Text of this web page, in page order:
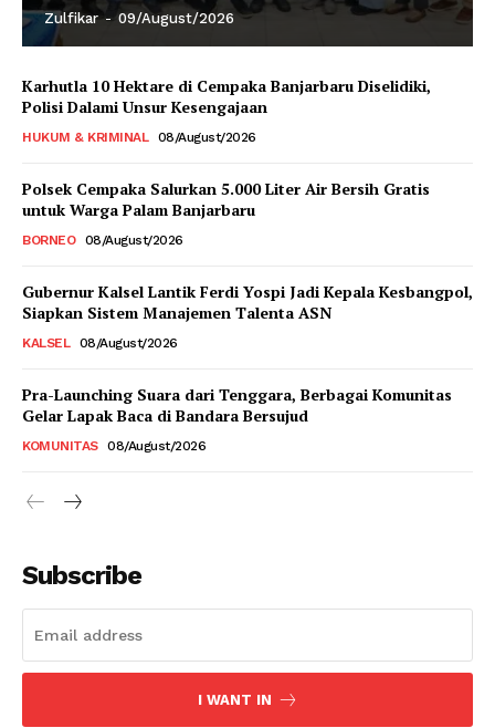
Zulfikar - 09/August/2026
Karhutla 10 Hektare di Cempaka Banjarbaru Diselidiki,
Polisi Dalami Unsur Kesengajaan
HUKUM & KRIMINAL 08/August/2026
Polsek Cempaka Salurkan 5.000 Liter Air Bersih Gratis
untuk Warga Palam Banjarbaru
BORNEO 08/August/2026
Gubernur Kalsel Lantik Ferdi Yospi Jadi Kepala Kesbangpol,
Siapkan Sistem Manajemen Talenta ASN
KALSEL 08/August/2026
Pra-Launching Suara dari Tenggara, Berbagai Komunitas
Gelar Lapak Baca di Bandara Bersujud
KOMUNITAS 08/August/2026
Subscribe
I WANT IN